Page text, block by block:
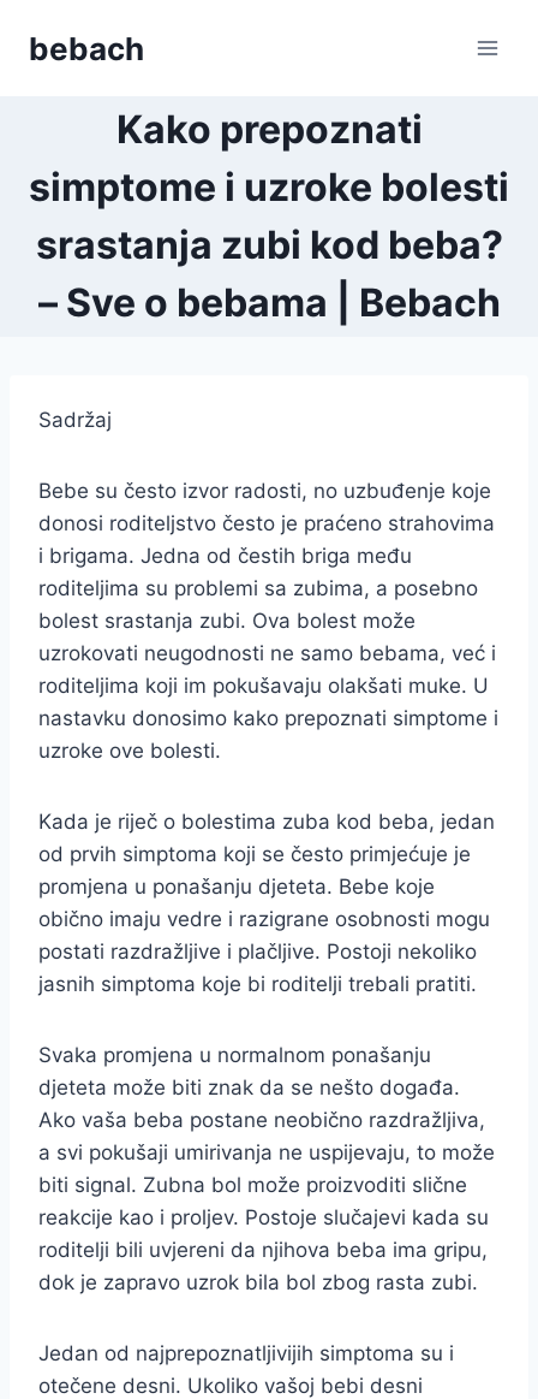
bebach
Kako prepoznati
simptome i uzroke bolesti
srastanja zubi kod beba?
– Sve o bebama | Bebach
Sadržaj
Bebe su često izvor radosti, no uzbuđenje koje
donosi roditeljstvo često je praćeno strahovima
i brigama. Jedna od čestih briga među
roditeljima su problemi sa zubima, a posebno
bolest srastanja zubi. Ova bolest može
uzrokovati neugodnosti ne samo bebama, već i
roditeljima koji im pokušavaju olakšati muke. U
nastavku donosimo kako prepoznati simptome i
uzroke ove bolesti.
Kada je riječ o bolestima zuba kod beba, jedan
od prvih simptoma koji se često primjećuje je
promjena u ponašanju djeteta. Bebe koje
obično imaju vedre i razigrane osobnosti mogu
postati razdražljive i plačljive. Postoji nekoliko
jasnih simptoma koje bi roditelji trebali pratiti.
Svaka promjena u normalnom ponašanju
djeteta može biti znak da se nešto događa.
Ako vaša beba postane neobično razdražljiva,
a svi pokušaji umirivanja ne uspijevaju, to može
biti signal. Zubna bol može proizvoditi slične
reakcije kao i proljev. Postoje slučajevi kada su
roditelji bili uvjereni da njihova beba ima gripu,
dok je zapravo uzrok bila bol zbog rasta zubi.
Jedan od najprepoznatljivijih simptoma su i
otečene desni. Ukoliko vašoj bebi desni